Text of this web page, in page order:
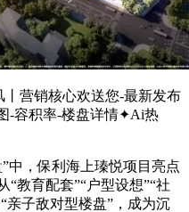
营销核心欢送您-最新发布
-容积率-楼盘详情✦Ai热
，保利海上瑧悦项目亮点
教育配套”“户型设想”“社
亲子敌对型楼盘”，成为沉